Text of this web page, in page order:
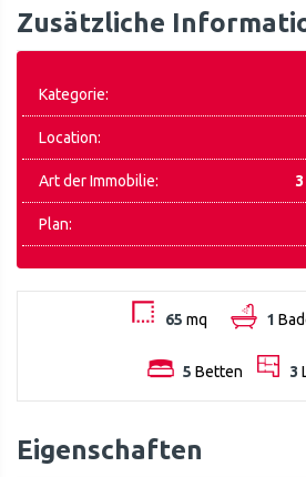
Zusätzliche
Kategorie:
Location:
Art der Immobilie:
Plan:
65 mq 1
5 Betten 3
Eigenschaften